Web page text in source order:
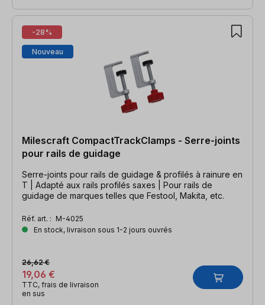
-28%
Nouveau
Milescraft CompactTrackClamps - Serre-joints
pour rails de guidage
Serre-joints pour rails de guidage & profilés à rainure en
T | Adapté aux rails profilés saxes | Pour rails de
guidage de marques telles que Festool, Makita, etc.
Réf. art. : M-4025
En stock, livraison sous 1-2 jours ouvrés
19,06 €
26,62 €
TTC, frais de livraison
en sus